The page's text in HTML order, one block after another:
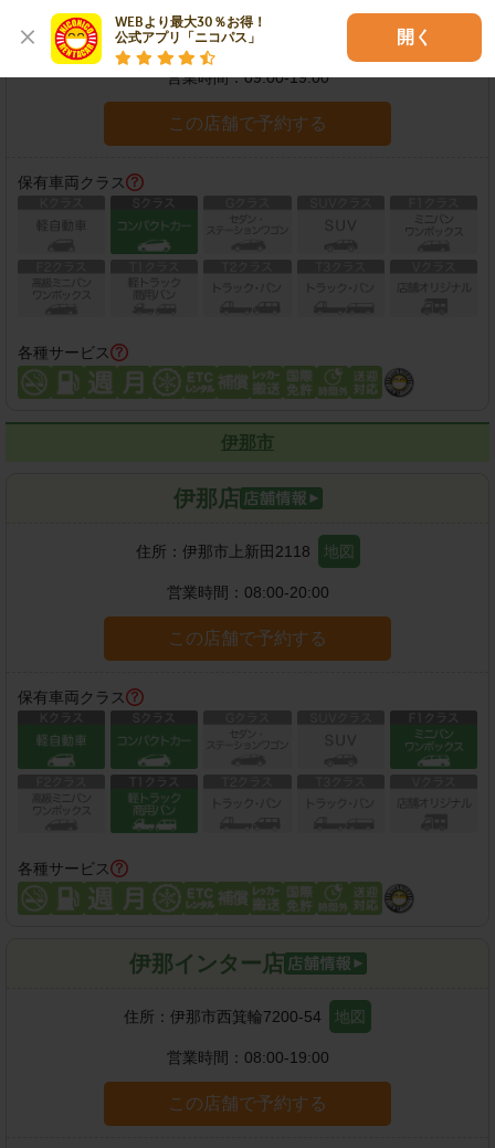
WEBより最大30％お得！
公式アプリ「ニコパス」
開く
住所： 松本市神林1981-3
営業時間：09:00-19:00
この店舗で予約する
保有車両クラス
各種サービス
伊那市
伊那店
住所： 伊那市上新田2118 地図
営業時間： 08:00-20:00
この店舗で予約する
保有車両クラス
各種サービス
伊那インター店
住所： 伊那市西箕輪7200-54 地図
営業時間： 08:00-19:00
この店舗で予約する